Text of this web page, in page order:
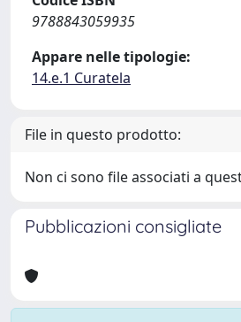
9788843059935
Appare nelle tipologie:
14.e.1 Curatela
File in questo prodotto:
Non ci sono file associati a
Pubblicazioni consigliate